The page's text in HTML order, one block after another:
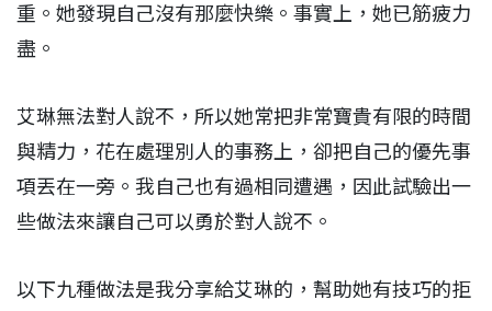
重。她發現自己沒有那麼快樂。事實上，她已筋疲力
盡。
艾琳無法對人說不，所以她常把非常寶貴有限的時間
與精力，花在處理別人的事務上，卻把自己的優先事
項丟在一旁。我自己也有過相同遭遇，因此試驗出一
些做法來讓自己可以勇於對人說不。
以下九種做法是我分享給艾琳的，幫助她有技巧的拒